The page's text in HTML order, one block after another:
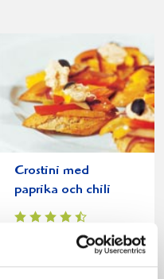
Crostini med
paprika och chili